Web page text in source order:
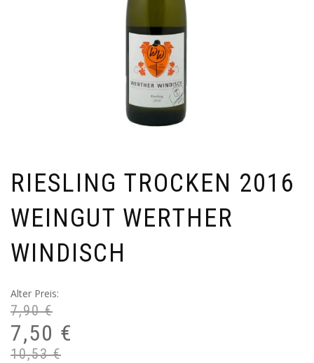
RIESLING TROCKEN 2016
WEINGUT WERTHER
WINDISCH
Alter Preis:
7,90€
war:
7,90 €
7,50 €
ist:
7,50 €.
10,53€